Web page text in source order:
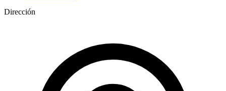
Dirección